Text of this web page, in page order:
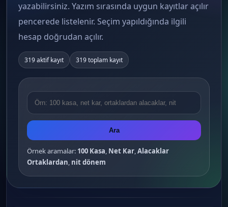
yazabilirsiniz. Yazım sırasında uygun kayıtlar açılır
pencerede listelenir. Seçim yapıldığında ilgili
hesap doğrudan açılır.
319 aktif kayıt 319 toplam kayıt
Ara
Örnek aramalar: 100 Kasa, Net Kar,Alacaklar
Ortaklardan, nit dönem